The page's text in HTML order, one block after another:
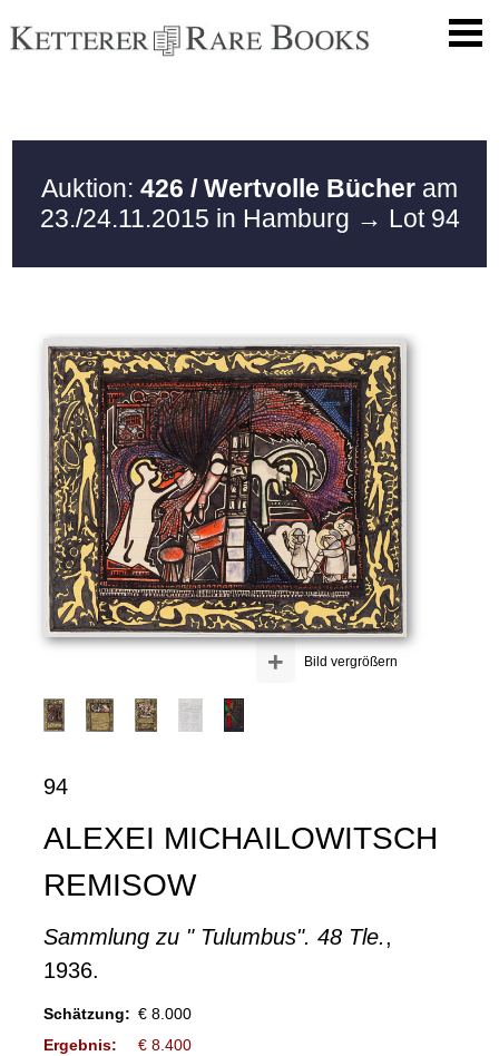
Auktion: 426 / Wertvolle Bücher am
23./24.11.2015 in Hamburg → Lot 94
Bild vergrößern
+
94
ALEXEI MICHAILOWITSCH
REMISOW
Sammlung zu " Tulumbus". 48 Tle.,
1936.
Schätzung: € 8.000
Ergebnis:
€ 8.400